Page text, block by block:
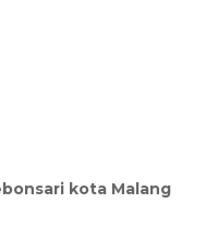
kota Malang